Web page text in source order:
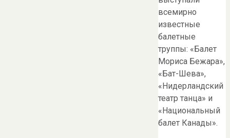
всемирно
известные
балетные
труппы: «Балет
Мориса Бежара»,
«Бат-Шева»,
«Нидерландский
театр танца» и
«Национальный
балет Канады».